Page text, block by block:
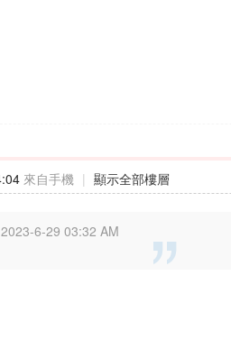
來自手機 | 顯示全部樓層
6-29 03:32 AM